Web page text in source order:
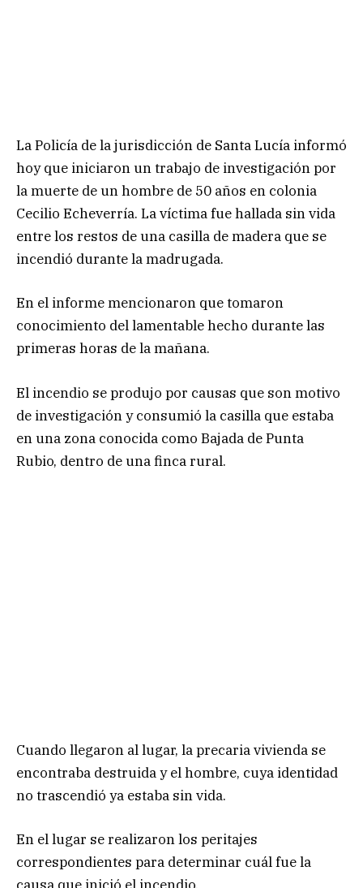
La Policía de la jurisdicción de Santa Lucía informó
hoy que iniciaron un trabajo de investigación por
la muerte de un hombre de 50 años en colonia
Cecilio Echeverría. La víctima fue hallada sin vida
entre los restos de una casilla de madera que se
incendió durante la madrugada.
En el informe mencionaron que tomaron
conocimiento del lamentable hecho durante las
primeras horas de la mañana.
El incendio se produjo por causas que son motivo
de investigación y consumió la casilla que estaba
en una zona conocida como Bajada de Punta
Rubio, dentro de una finca rural.
Cuando llegaron al lugar, la precaria vivienda se
encontraba destruida y el hombre, cuya identidad
no trascendió ya estaba sin vida.
En el lugar se realizaron los peritajes
correspondientes para determinar cuál fue la